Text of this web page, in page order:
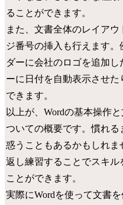
ることができます。
また、文書全体のレイアウ
ジ番号の挿入も行えます。
ダーに会社のロゴを追加し
ーに日付を自動表示させた
できます。
以上が、Wordの基本操作
ついての概要です。慣れる
惑うこともあるかもしれま
返し練習することでスキル
ことができます。
実際にWordを使って文書